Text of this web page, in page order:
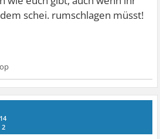
schei. rumschlagen müsst!
2